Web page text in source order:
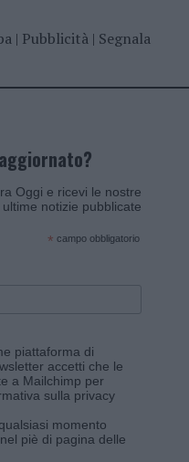
| Pubblicità| Segnala
Oggi e ricevi le nostre
notizie pubblicate
* campo obbligatorio
piattaforma di
accetti che le
a Mailchimp per
sulla privacy
momento
piè di pagina delle